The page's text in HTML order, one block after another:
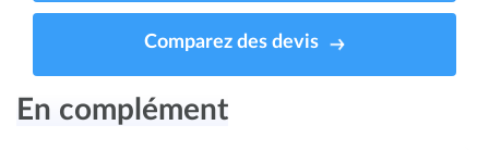
Comparez des devis
En complément